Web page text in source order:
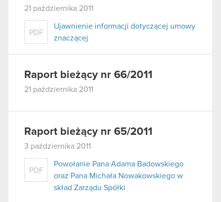
21 października 2011
PDF
Ujawnienie informacji dotyczącej umowy
znaczącej
Raport bieżący nr 66/2011
21 października 2011
Raport bieżący nr 65/2011
3 października 2011
PDF
Powołanie Pana Adama Badowskiego
oraz Pana Michała Nowakowskiego w
skład Zarządu Spółki